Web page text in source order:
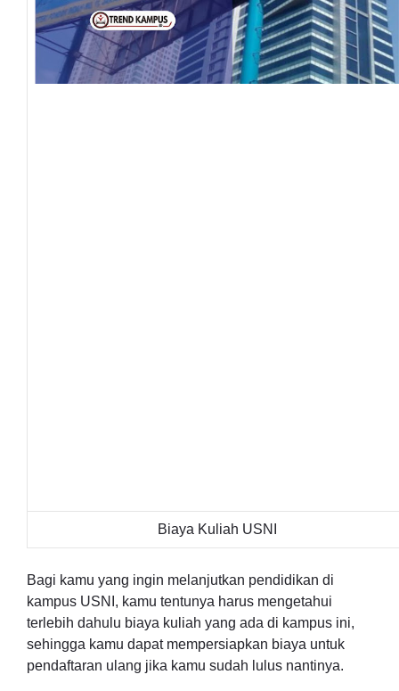
Biaya Kuliah USNI
Bagi kamu yang ingin melanjutkan pendidikan di
kampus USNI, kamu tentunya harus mengetahui
terlebih dahulu biaya kuliah yang ada di kampus ini,
sehingga kamu dapat mempersiapkan biaya untuk
pendaftaran ulang jika kamu sudah lulus nantinya.